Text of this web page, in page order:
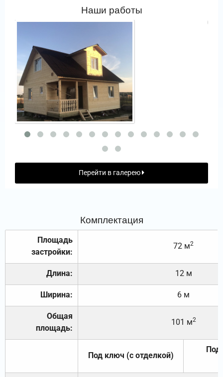
Наши работы
Перейти в галерею
Комплектация
Площадь
застройки:
72 м2
Длина: 12 м
Ширина: 6 м
Общая
площадь:
101 м2
Под ключ (с отделкой)
Под